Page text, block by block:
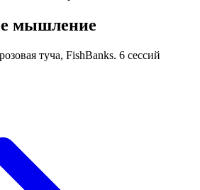
мышление
туча, FishBanks. 6 сессий